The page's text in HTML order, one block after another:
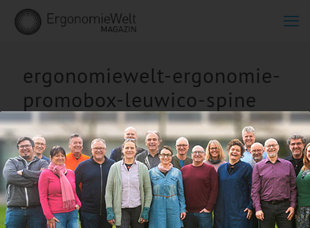
ergonomiewelt-ergonomie-
promobox-leuwico-spine